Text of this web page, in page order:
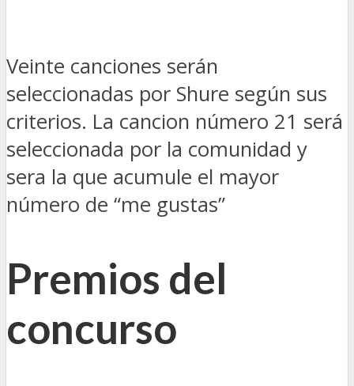
Veinte canciones serán
seleccionadas por Shure según sus
criterios. La cancion número 21 será
seleccionada por la comunidad y
sera la que acumule el mayor
número de “me gustas”
Premios del
concurso